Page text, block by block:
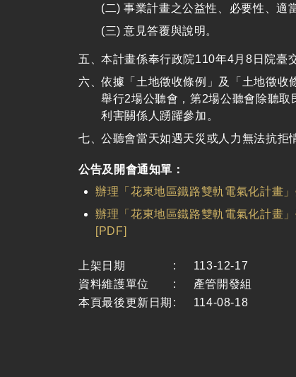
事業計畫之公益性、必要性、適
意見答覆與說明。
本計畫係奉行政院110年4月8日院臺
依據「土地徵收條例」及「土地徵收
舉行2場公聽會，第2場公聽會除聽
利害關係人踴躍參加。
公聽會當天如遇天災或人力無法抗拒
公告及開會通知單：
辦理「花東地區鐵路雙軌電氣化計畫
辦理「花東地區鐵路雙軌電氣化計畫
[PDF]
上架日期 :
113-12-17
資料維護單位
:
產管開發組
本頁最後更新日期 : 114-08-18